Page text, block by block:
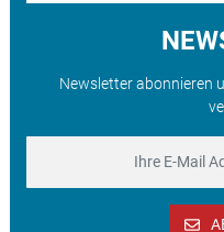
Newsletter abonnieren